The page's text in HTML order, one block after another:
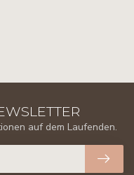
auf dem Laufenden.